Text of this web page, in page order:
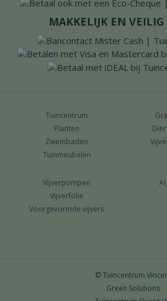
MAKKELIJK EN
Tuincentrum
Planten
Zwembaden
Tuinmeubelen
Vijverpompen
Vijverfolie
Voorgevormde vijvers
© Tuincentrum
Green Solutions